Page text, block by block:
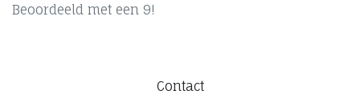
Beoordeeld met een 9!
Contact